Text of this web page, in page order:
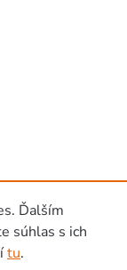
Ďalším
súhlas s ich
tu.